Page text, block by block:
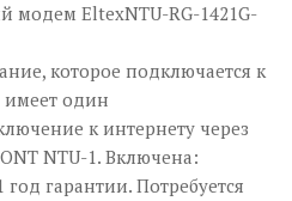
модем EltexNTU-RG-1421G-
которое подключается к
имеет один
к интернету через
NTU-1. Включена:
год гарантии. Потребуется